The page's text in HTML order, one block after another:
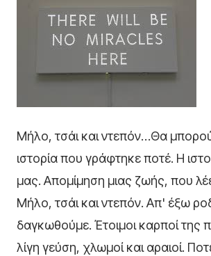
Μήλο, τσάι και ντεπόν…Θα
ιστορία που γράφτηκε ποτέ. Η
μας. Απομίμηση μιας ζωής, που
Μήλο, τσάι και ντεπόν. Απ' έξω
δαγκωθούμε. Έτοιμοι καρποί της
λίγη γεύση, χλωμοί και αραιοί.